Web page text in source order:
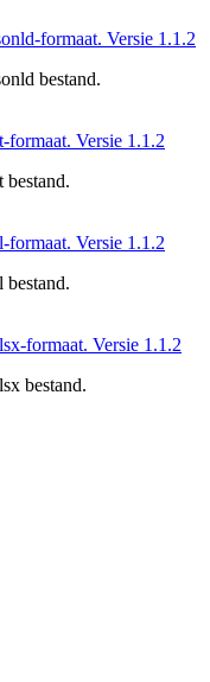
formaat. Versie 1.1.2
bestand.
formaat. Versie 1.1.2
bestand.
formaat. Versie 1.1.2
bestand.
formaat. Versie 1.1.2
bestand.